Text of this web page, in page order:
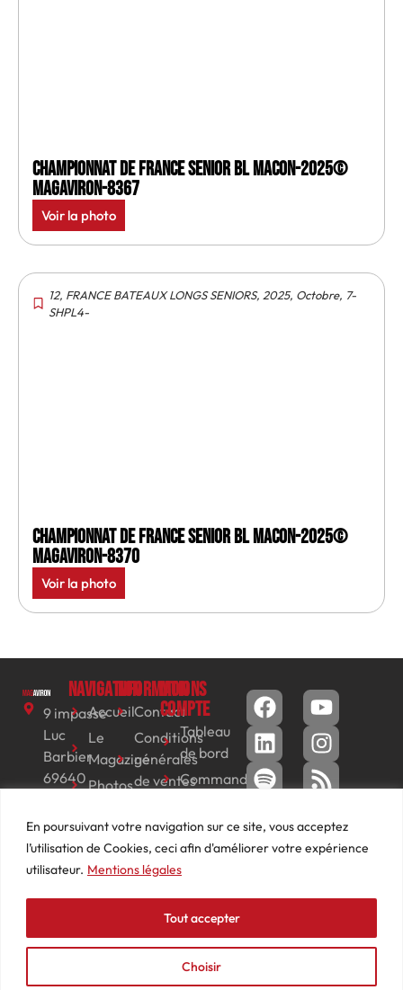
En poursuivant votre navigation sur ce site, vous acceptez
l’utilisation de Cookies, ceci afin d'améliorer votre expérience
utilisateur. Mentions légales
Choisir
Tout accepter
Championnat de France senior BL Macon-2025©
MagAviron-8367
Voir la photo
12, FRANCE BATEAUX LONGS SENIORS, 2025, Octobre, 7-
SHPL4-
Championnat de France senior BL Macon-2025©
MagAviron-8370
Voir la photo
9 impasse
Luc
Barbier
69640
04
74
66
contact@mediasaviron.fr
Navigation
Accueil
Le
Magazine
Photos
Vidéos
Podcasts
Informations
Contact
Conditions
générales
de ventes
légales
Mon
compte
Tableau
de bord
Commandes
Adresses
Détails
du
compte